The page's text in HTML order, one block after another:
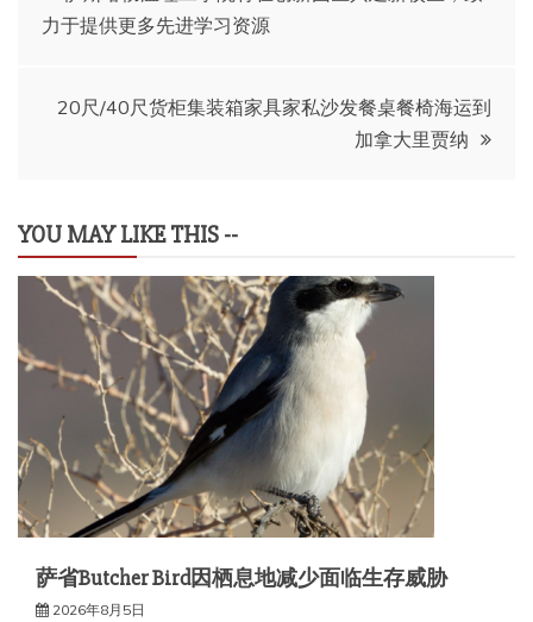
章
力于提供更多先进学习资源
20尺/40尺货柜集装箱家具家私沙发餐桌餐椅海运到
加拿大里贾纳
YOU MAY LIKE THIS --
萨省Butcher Bird因栖息地减少面临生存威胁
2026年8月5日